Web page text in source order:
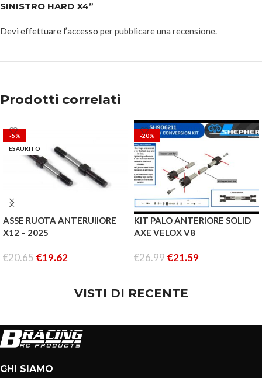
SINISTRO HARD X4”
Devi effettuare l’accesso per pubblicare una recensione.
Prodotti correlati
-5%
ESAURITO
ASSE RUOTA ANTERUIIORE
X12 – 2025
€20.65€19.62
-20%
KIT PALO ANTERIORE SOLID
AXE VELOX V8
€26.99€21.59
VISTI DI RECENTE
CHI SIAMO